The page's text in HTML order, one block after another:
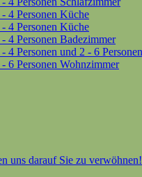
uns darauf Sie zu verwöhnen!